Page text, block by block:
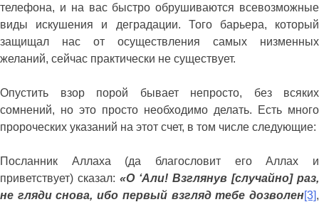
телефона, и на вас быстро обрушиваются всевозможные
виды искушения и деградации. Того барьера, который
защищал нас от осуществления самых низменных
желаний, сейчас практически не существует.
Опустить взор порой бывает непросто, без всяких
сомнений, но это просто необходимо делать. Есть много
пророческих указаний на этот счет, в том числе следующие:
Посланник Аллаха (да благословит его Аллах и
приветствует) сказал: «О ‘Али! Взглянув [случайно] раз,
не гляди снова, ибо первый взгляд тебе дозволен[3],